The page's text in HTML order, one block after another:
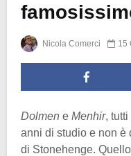
Nicola Comerci 15
Dolmen e Menhir,
anni di studio e non è
di Stonehenge.